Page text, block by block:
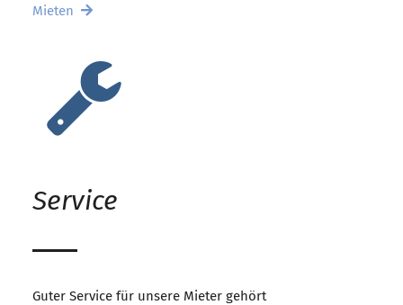
Mieten
Service
Guter Service für unsere Mieter gehört